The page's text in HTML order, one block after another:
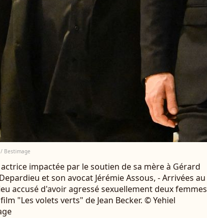
Bestimage
impactée par le soutien de sa mère à Gérard
et son avocat Jérémie Assous, - Arrivées au
accusé d'avoir agressé sexuellement deux femmes
"Les volets verts" de Jean Becker. © Yehiel